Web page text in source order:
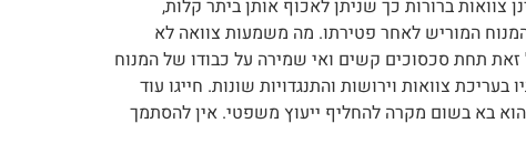
צוואות ברורות כך שניתן לאכוף אותן ביתר קלות,
המוריש לאחר פטירתו. מה משמעות צוואה לא
זאת תחת סכסוכים קשים ואי שמירה על כבודו של המנוח
משרדנו עתיר ידע וניסיון מוכח של מעל 10 שנים בליווי לקוחותיו בעריכת צוואות וירושות והתנגדויות שונות. חייגו עוד
מספק מידע כללי וראשוני בלבד ואין הוא בא בשום מקרה להחליף ייעוץ משפטי. אין להסתמך